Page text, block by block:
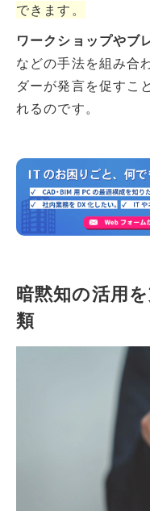
できます。
ワークショップやブ
などの手法を組み合
ダーが発言を促すこ
れるのです。
暗黙知の活用
類